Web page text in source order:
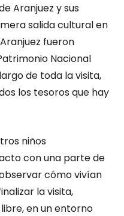
Aranjuez y sus
salida cultural en
fueron
Nacional
de toda la visita,
los tesoros que hay
niños
con una parte de
cómo vivían
la visita,
en un entorno